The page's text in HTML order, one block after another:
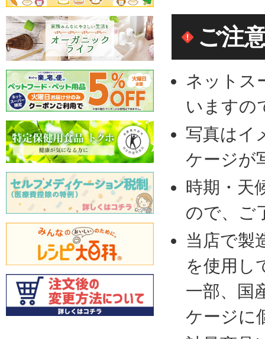
ご注
ネットス
いますの
写真はイ
ケージが
時期・天
ので、ご
当店で製
を使用し
一部、国
ケージに